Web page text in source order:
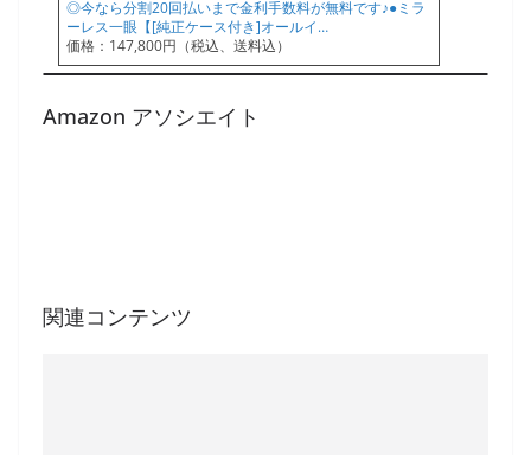
◎今なら分割20回払いまで金利手数料が無料です♪●ミラ
ーレス一眼【[純正ケース付き]オールイ…
価格：147,800円（税込、送料込）
Amazon アソシエイト
関連コンテンツ